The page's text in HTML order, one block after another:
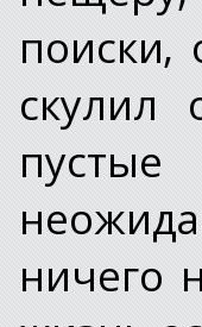
скулил
ничего